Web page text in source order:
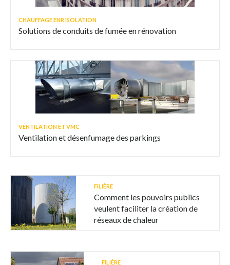
CHAUFFAGE ENR ISOLATION
Solutions de conduits de fumée en rénovation
VENTILATION ET VMC
Ventilation et désenfumage des parkings
FILIÈRE
Comment les pouvoirs publics
veulent faciliter la création de
réseaux de chaleur
FILIÈRE